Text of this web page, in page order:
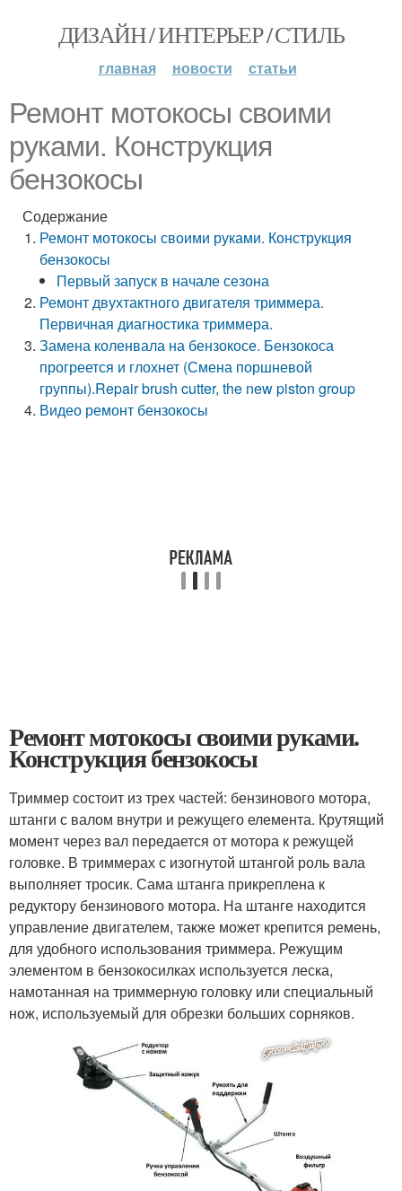
ДИЗАЙН / ИНТЕРЬЕР / СТИЛЬ
главная новости статьи
Ремонт мотокосы своими
руками. Конструкция
бензокосы
Содержание
Ремонт мотокосы своими руками. Конструкция
бензокосы
Первый запуск в начале сезона
Ремонт двухтактного двигателя триммера.
Первичная диагностика триммера.
Замена коленвала на бензокосе. Бензокоса
прогреется и глохнет (Смена поршневой
группы).Repair brush cutter, the new piston group
Видео ремонт бензокосы
Ремонт мотокосы своими руками.
Конструкция бензокосы
Триммер состоит из трех частей: бензинового мотора,
штанги с валом внутри и режущего елемента. Крутящий
момент через вал передается от мотора к режущей
головке. В триммерах с изогнутой штангой роль вала
выполняет тросик. Сама штанга прикреплена к
редуктору бензинового мотора. На штанге находится
управление двигателем, также может крепится ремень,
для удобного использования триммера. Режущим
элементом в бензокосилках используется леска,
намотанная на триммерную головку или специальный
нож, используемый для обрезки больших сорняков.